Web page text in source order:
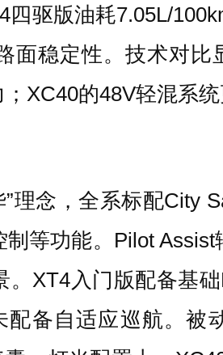
四驱版油耗7.05L/
面稳定性。技术对
XC40的48V轻混系
理念，全系标配City
等功能。Pilot
XT4入门版配备基
备自适应巡航。被